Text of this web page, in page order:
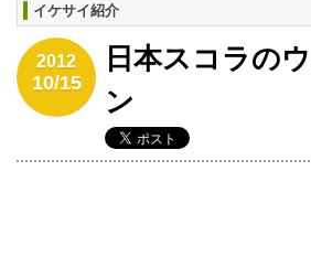
イケサイ紹介
2012
10/15
日本スコラの
ン